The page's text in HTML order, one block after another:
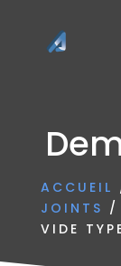
ACCUEIL
JOINTS /
VIDE